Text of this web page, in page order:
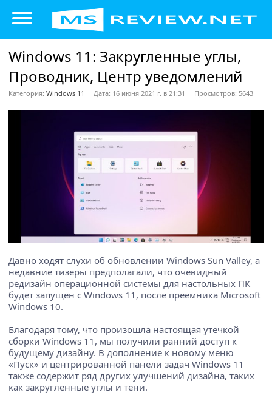
Windows 11: Закругленные углы,
Проводник, Центр уведомлений
Категория: Windows 11 Дата: 16 июня 2021 г. в 21:31 Просмотров: 5643
Давно ходят слухи об обновлении Windows Sun Valley, а
недавние тизеры предполагали, что очевидный
редизайн операционной системы для настольных ПК
будет запущен с Windows 11, после преемника Microsoft
Windows 10.
Благодаря тому, что произошла настоящая утечкой
сборки Windows 11, мы получили ранний доступ к
будущему дизайну. В дополнение к новому меню
«Пуск» и центрированной панели задач Windows 11
также содержит ряд других улучшений дизайна, таких
как закругленные углы и тени.